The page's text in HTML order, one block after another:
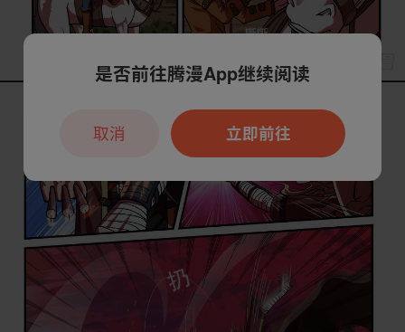
是否前往腾漫App继续阅读
立即前往
取消